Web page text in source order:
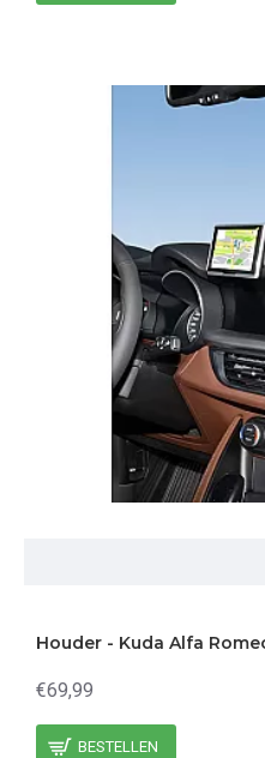
Houder - Kuda Alfa
€69,99
BESTELLEN